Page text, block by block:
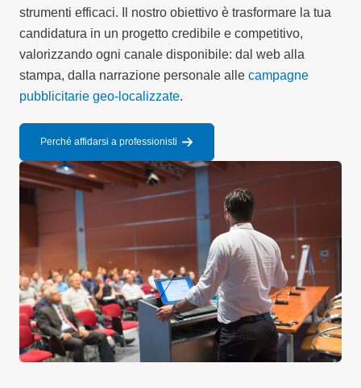
strumenti efficaci. Il nostro obiettivo è trasformare la tua
candidatura in un progetto credibile e competitivo,
valorizzando ogni canale disponibile: dal web alla
stampa, dalla narrazione personale alle campagne
pubblicitarie geo-localizzate.
Perché affidarsi a professionisti